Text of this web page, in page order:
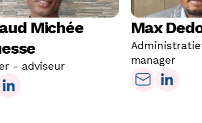
Michée
- adviseur
Max
manager